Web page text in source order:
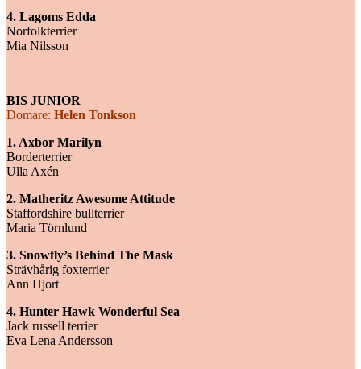
4. Lagoms Edda
Norfolkterrier
Mia Nilsson
BIS JUNIOR
Domare: Helen Tonkson
1. Axbor Marilyn
Borderterrier
Ulla Axén
2. Matheritz Awesome Attitude
Staffordshire bullterrier
Maria Törnlund
3. Snowfly’s Behind The Mask
Strävhårig foxterrier
Ann Hjort
4. Hunter Hawk Wonderful Sea
Jack russell terrier
Eva Lena Andersson